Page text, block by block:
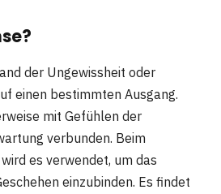
?
der Ungewissheit oder
einen bestimmten Ausgang.
mit Gefühlen der
verbunden. Beim
es verwendet, um das
einzubinden. Es findet